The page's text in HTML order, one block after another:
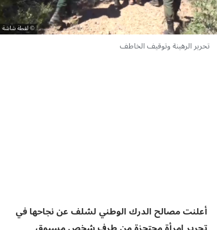
لقطة شاشة
تحرير الرهينة وتوقيف الخاطف
أعلنت مصالح الدرك الوطني لشلف عن نجاحها في